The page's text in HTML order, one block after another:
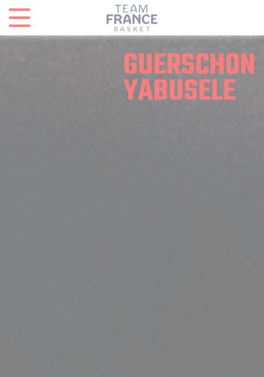
GUERSCHON
YABUSELE
Panneau de gestion des cookies